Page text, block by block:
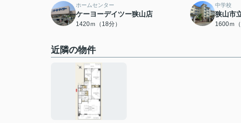
ホームセンター
ケーヨーデイツー狭山店
1420ｍ（18分）
中学校
狭山市
1600ｍ（
近隣の物件